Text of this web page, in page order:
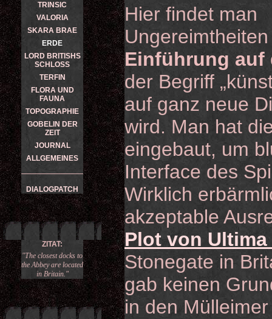
Hier findet man
Einführung auf
der Begriff
auf ganz neue
wird. Man hat
eingebaut, um
Interface des
Wirklich
akzeptable
Plot von Ultima
Stonegate in
gab keinen
in den
TRINSIC
VALORIA
SKARA BRAE
ERDE
LORD BRITISHS
SCHLOSS
TERFIN
FLORA UND
FAUNA
TOPOGRAPHIE
GOBELIN DER
ZEIT
JOURNAL
ALLGEMEINES
DIALOGPATCH
ZITAT:
"The closest docks to
the Abbey are located
in Britain."